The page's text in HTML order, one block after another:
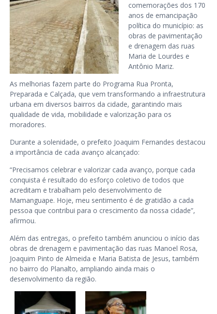
comemorações dos 170
anos de emancipação
política do município: as
obras de pavimentação
e drenagem das ruas
Maria de Lourdes e
Antônio Mariz.
As melhorias fazem parte do Programa Rua Pronta,
Preparada e Calçada, que vem transformando a infraestrutura
urbana em diversos bairros da cidade, garantindo mais
qualidade de vida, mobilidade e valorização para os
moradores.
Durante a solenidade, o prefeito Joaquim Fernandes destacou
a importância de cada avanço alcançado:
“Precisamos celebrar e valorizar cada avanço, porque cada
conquista é resultado do esforço coletivo de todos que
acreditam e trabalham pelo desenvolvimento de
Mamanguape. Hoje, meu sentimento é de gratidão a cada
pessoa que contribui para o crescimento da nossa cidade”,
afirmou.
Além das entregas, o prefeito também anunciou o início das
obras de drenagem e pavimentação das ruas Manoel Rosa,
Joaquim Pinto de Almeida e Maria Batista de Jesus, também
no bairro do Planalto, ampliando ainda mais o
desenvolvimento da região.